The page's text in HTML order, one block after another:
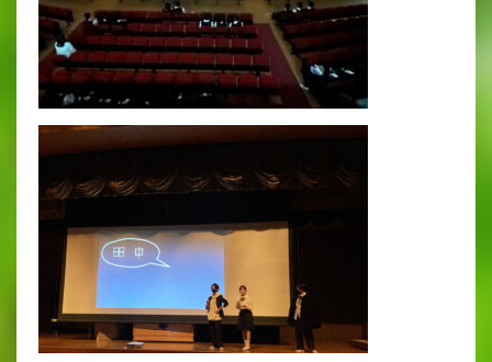
施設紹介
ゆりっこおすすめの